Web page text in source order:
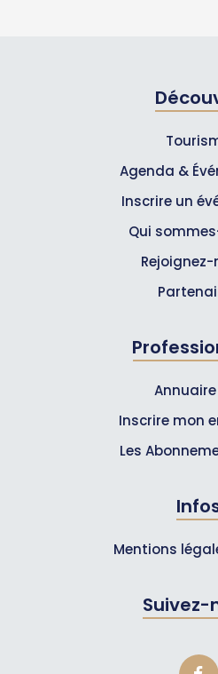
Agenda &
Inscrire un
Qui
Rejoignez-
Inscrire mon
Les
Mentions
Suivez-